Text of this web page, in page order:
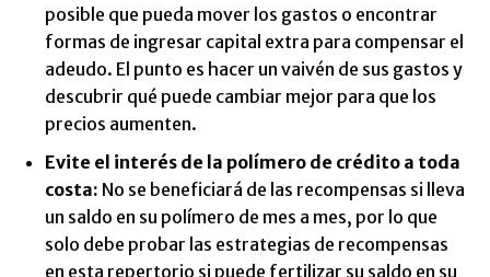
posible que pueda mover los gastos o encontrar
formas de ingresar capital extra para compensar el
adeudo. El punto es hacer un vaivén de sus gastos y
descubrir qué puede cambiar mejor para que los
precios aumenten.
Evite el interés de la polímero de crédito a toda
costa: No se beneficiará de las recompensas si lleva
un saldo en su polímero de mes a mes, por lo que
solo debe probar las estrategias de recompensas
en esta repertorio si puede fertilizar su saldo en su